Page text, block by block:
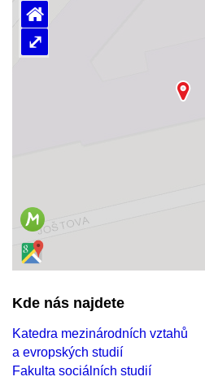
⌂
⤢
Kde nás najdete
Katedra mezinárodních vztahů
a evropských studií
Fakulta sociálních studií